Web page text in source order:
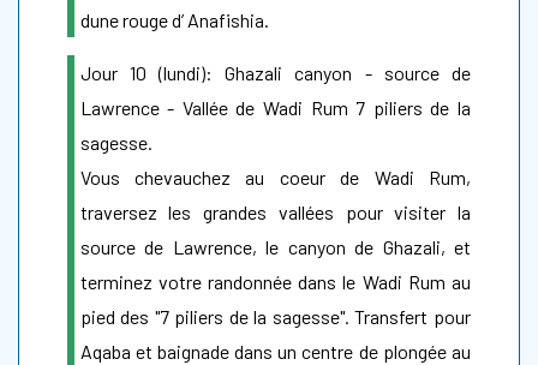
dune rouge d’ Anafishia.
Jour 10 (lundi): Ghazali canyon - source de
Lawrence - Vallée de Wadi Rum 7 piliers de la
sagesse.
Vous chevauchez au coeur de Wadi Rum,
traversez les grandes vallées pour visiter la
source de Lawrence, le canyon de Ghazali, et
terminez votre randonnée dans le Wadi Rum au
pied des "7 piliers de la sagesse". Transfert pour
Aqaba et baignade dans un centre de plongée au